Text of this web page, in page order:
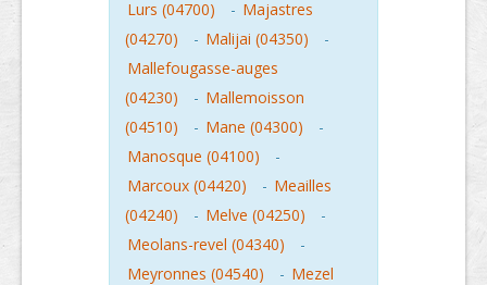
Lurs (04700)
- Majastres
(04270)
- Malijai (04350)
-
Mallefougasse-auges
(04230)
- Mallemoisson
(04510)
- Mane (04300)
-
Manosque (04100)
-
Marcoux (04420)
- Meailles
(04240)
- Melve (04250)
-
Meolans-revel (04340)
-
Meyronnes (04540)
- Mezel